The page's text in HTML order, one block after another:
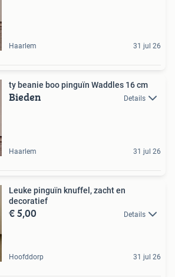
Haarlem 31 jul 26
ty beanie boo pinguïn Waddles 16 cm
Bieden Details
Haarlem 31 jul 26
Leuke pinguïn knuffel, zacht en
decoratief
€ 5,00 Details
Hoofddorp 31 jul 26